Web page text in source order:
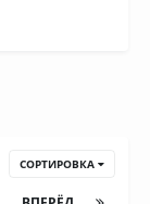
СОРТИРОВКА